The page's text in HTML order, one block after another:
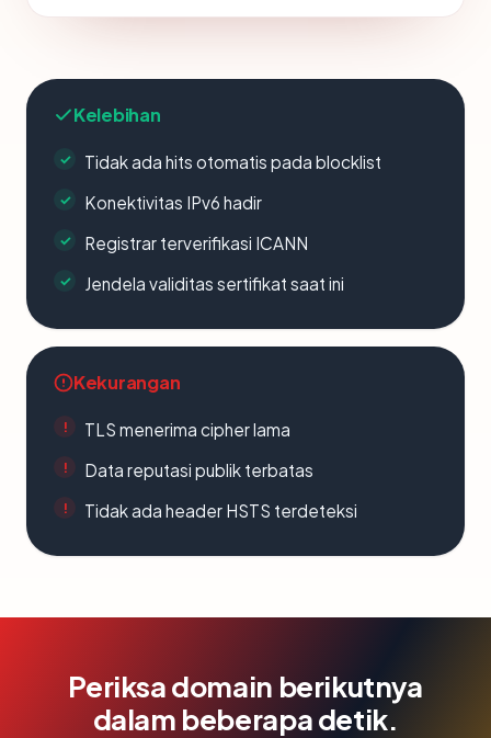
Kelebihan
Tidak ada hits otomatis pada blocklist
Konektivitas IPv6 hadir
Registrar terverifikasi ICANN
Jendela validitas sertifikat saat ini
Kekurangan
TLS menerima cipher lama
Data reputasi publik terbatas
Tidak ada header HSTS terdeteksi
Periksa domain berikutnya
dalam beberapa detik.